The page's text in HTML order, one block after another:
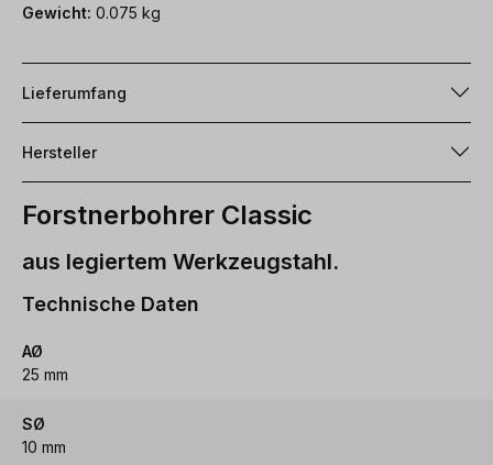
Gewicht: 0.075 kg
Lieferumfang
Hersteller
Forstnerbohrer Classic
aus legiertem Werkzeugstahl.
Technische Daten
AØ
25 mm
SØ
10 mm